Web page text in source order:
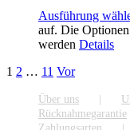
Ausführung
auf. Die
werden Details
1 2 … 11 Vor
Über uns
Rücknahmegarantie